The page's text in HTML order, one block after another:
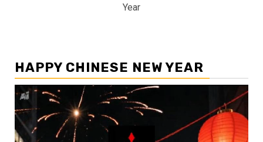
Year
HAPPY CHINESE NEW YEAR
Pemutar